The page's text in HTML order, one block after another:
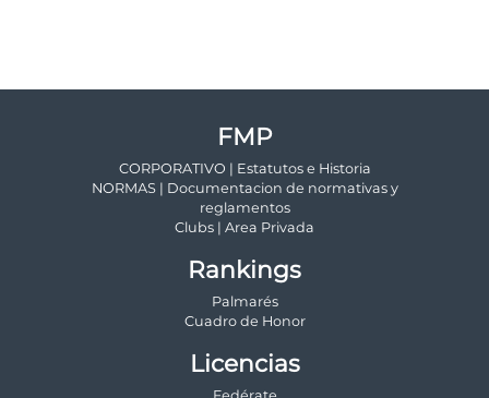
FMP
CORPORATIVO | Estatutos e Historia
NORMAS | Documentacion de normativas y
reglamentos
Clubs | Area Privada
Rankings
Palmarés
Cuadro de Honor
Licencias